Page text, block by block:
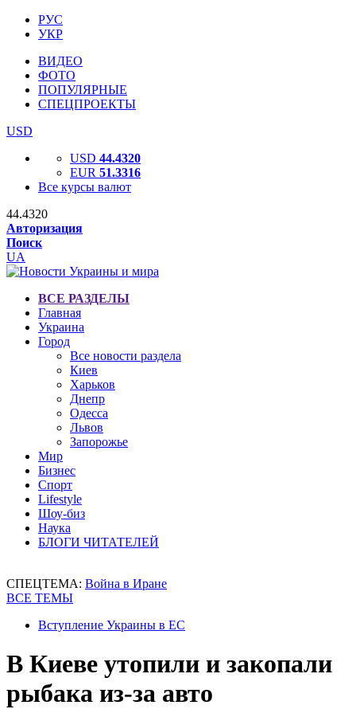
РУС
УКР
ВИДЕО
ФОТО
ПОПУЛЯРНЫЕ
СПЕЦПРОЕКТЫ
USD
USD 44.4320
EUR 51.3316
Все курсы валют
44.4320
Авторизация
Поиск
UA
ВСЕ РАЗДЕЛЫ
Главная
Украина
Город
Все новости раздела
Киев
Харьков
Днепр
Одесса
Львов
Запорожье
Мир
Бизнес
Спорт
Lifestyle
Шоу-биз
Наука
БЛОГИ ЧИТАТЕЛЕЙ
СПЕЦТЕМА: Война в Иране
ВСЕ ТЕМЫ
Вступление Украины в ЕС
В Киеве утопили и закопали
рыбака из-за авто